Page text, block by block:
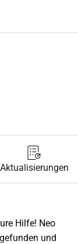
Aktualisierungen
Hilfe! Neo
und